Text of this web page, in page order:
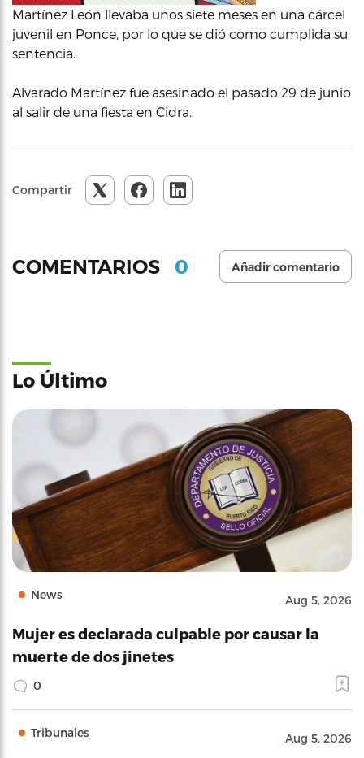
Martínez León llevaba unos siete meses en una cárcel
juvenil en Ponce, por lo que se dió como cumplida su
sentencia.
Alvarado Martínez fue asesinado el pasado 29 de junio
al salir de una fiesta en Cidra.
Compartir
COMENTARIOS 0 Añadir comentario
Lo Último
News Aug 5, 2026
Mujer es declarada culpable por causar la
muerte de dos jinetes
0
Tribunales Aug 5, 2026